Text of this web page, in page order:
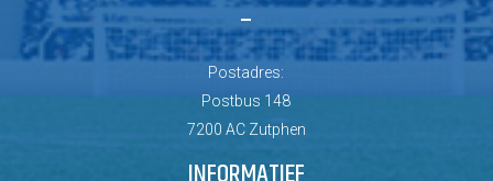
–
Postadres:
Postbus 148
7200 AC Zutphen